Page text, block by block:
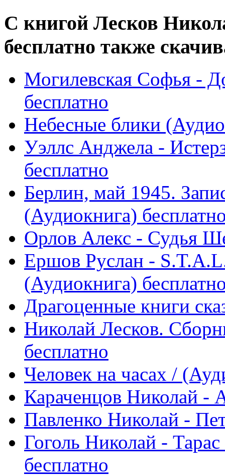
С книгой Лесков
бесплатно также
Могилевская Софья -
бесплатно
Небесные блики
Уэллс Анджела -
бесплатно
Берлин, май 1945.
(Аудиокнига)
Орлов Алекс - Судья
Ершов Руслан -
(Аудиокнига)
Драгоценные книги
Николай Лесков.
бесплатно
Человек на часах /
Караченцов Николай -
Павленко Николай -
Гоголь Николай -
бесплатно